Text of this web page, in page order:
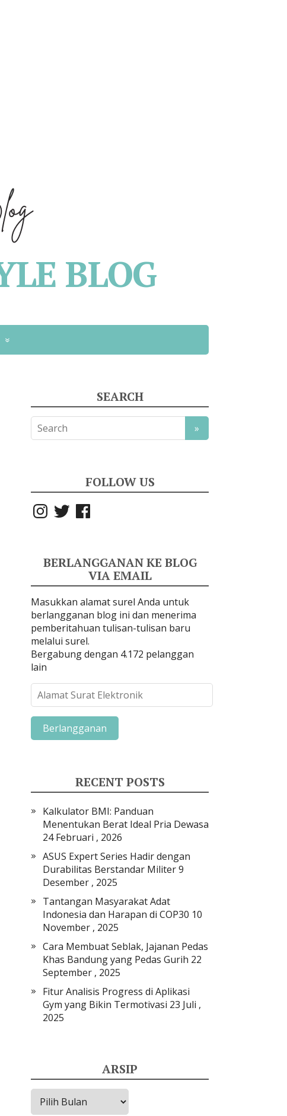
BLOG
SEARCH
FOLLOW US
Instagram
TwitterFacebook
BERLANGGANAN KE BLOG
VIA EMAIL
Masukkan alamat surel Anda untuk
berlangganan blog ini dan menerima
pemberitahuan tulisan-tulisan baru
melalui surel.
Bergabung dengan 4.172 pelanggan
lain
l
a
a
r
a
e
r
k
RECENT POSTS
Kalkulator BMI: Panduan
Menentukan Berat Ideal Pria Dewasa
24 Februari , 2026
ASUS Expert Series Hadir dengan
Durabilitas Berstandar Militer9
Desember , 2025
Tantangan Masyarakat Adat
Indonesia dan Harapan di COP30 10
November , 2025
Cara Membuat Seblak, Jajanan Pedas
Khas Bandung yang Pedas Gurih 22
September , 2025
Fitur Analisis Progress di Aplikasi
Gym yang Bikin Termotivasi 23 Juli ,
2025
ARSIP
Arsip